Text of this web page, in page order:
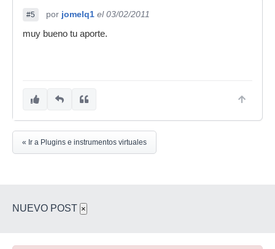
#5 por jomelq1 el 03/02/2011
muy bueno tu aporte.
« Ir a Plugins e instrumentos virtuales
NUEVO POST ×